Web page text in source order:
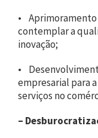
• Aprimoramento
contemplar a
inovação;
•
empresarial para
serviços no
–